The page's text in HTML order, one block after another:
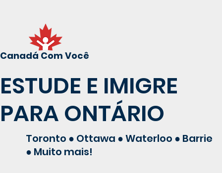
Canadá Com Você
ESTUDE E IMIGRE
PARA ONTÁRIO
Toronto ● Ottawa ● Waterloo ● Barrie
● Muito mais!